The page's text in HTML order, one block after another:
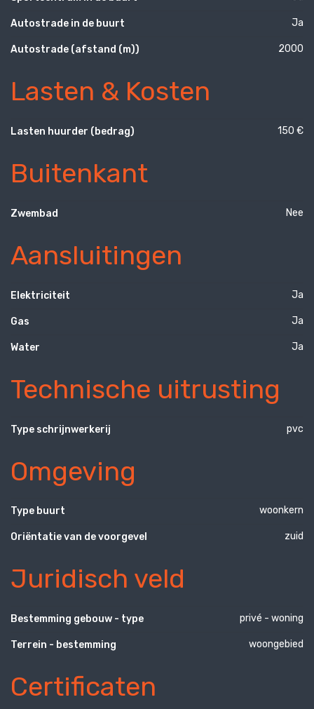
Autostrade in de buurt Ja
Autostrade (afstand (m)) 2000
Lasten & Kosten
Lasten huurder (bedrag) 150 €
Buitenkant
Zwembad Nee
Aansluitingen
Elektriciteit Ja
Gas Ja
Water Ja
Technische uitrusting
Type schrijnwerkerij pvc
Omgeving
Type buurt woonkern
Oriëntatie van de voorgevel zuid
Juridisch veld
Bestemming gebouw - type privé - woning
Terrein - bestemming woongebied
Certificaten